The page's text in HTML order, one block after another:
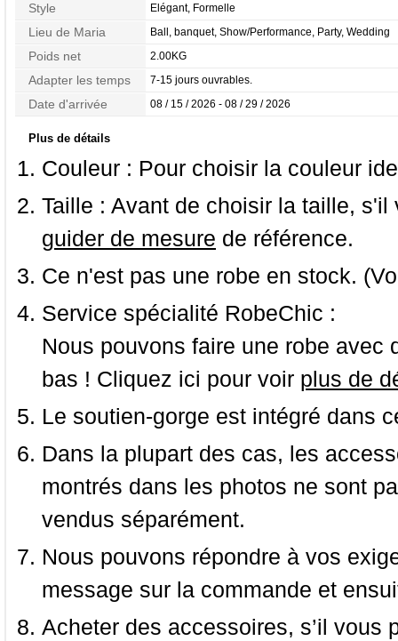
Style Elégant, Formelle
Lieu de Maria Ball, banquet, Show/Performance, Party, Wedding
Poids net 2.00KG
Adapter les temps 7-15 jours ouvrables.
Date d'arrivée 08 / 15 / 2026 - 08 / 29 / 2026
Plus de détails
Couleur : Pour choisir la couleur
Taille : Avant de choisir la taille,
guider de mesure de référence.
Ce n'est pas une robe en stock.
Service spécialité RobeChic :
Nous pouvons faire une robe
bas ! Cliquez ici pour voir plus de
Le soutien-gorge est intégré dans
Dans la plupart des cas, les
montrés dans les photos ne sont
vendus séparément.
Nous pouvons répondre à vos
message sur la commande et
Acheter des accessoires, s’il